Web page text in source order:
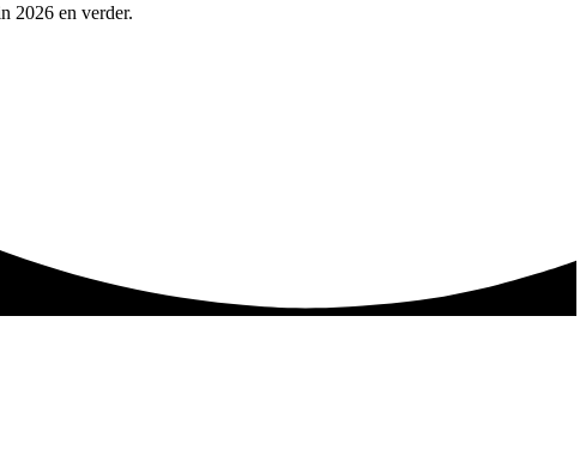
2026 en verder.